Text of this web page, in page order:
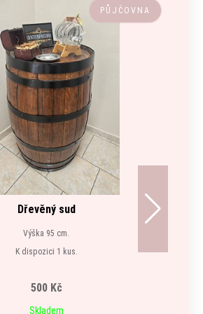
PŮJČOVNA
Dřevěný sud
Výška 95 cm.
K dispozici 1 kus.
500 Kč
Skladem